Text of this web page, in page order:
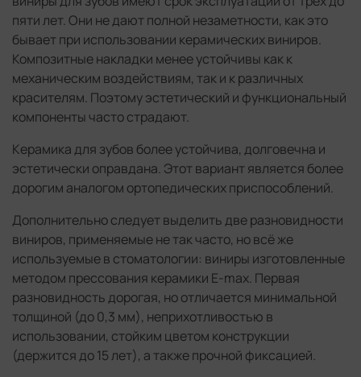
пяти лет. Они не дают полной незаметности, как это
бывает при использовании керамических виниров.
Композитные накладки менее устойчивы как к
механическим воздействиям, так и к различных
красителям. Поэтому эстетический и функциональный
компоненты часто страдают.
Керамика для зубов более устойчива, долговечна и
эстетически оправдана. Этот вариант является более
дорогим аналогом ортопедических приспособлений.
Дополнительно следует выделить две разновидности
виниров, применяемые не так часто, но всё же
используемые в стоматологии: виниры изготовленные
методом прессования керамики E-max. Первая
разновидность дорогая, но отличается минимальной
толщиной (до 0,3 мм), неприхотливостью в
использовании, стойким цветом конструкции
(держится до 15 лет), а также прочной фиксацией.